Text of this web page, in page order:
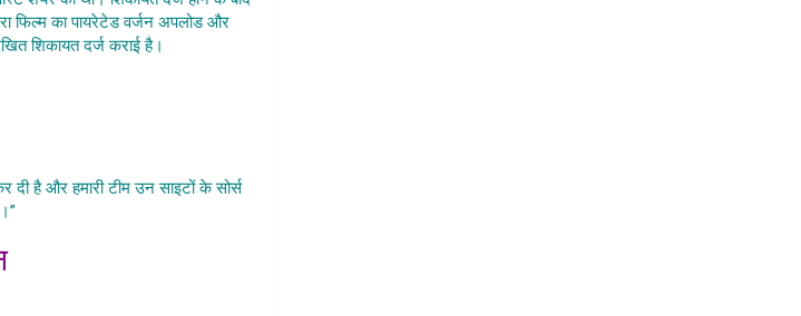
फिल्म का पायरेटेड वर्जन अपलोड और
शिकायत दर्ज कराई है।
है और हमारी टीम उन साइटों के सोर्स